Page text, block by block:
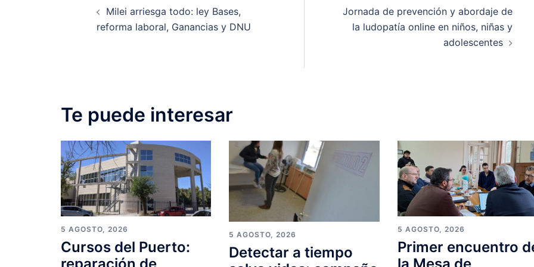
navigation
Milei arriesga todo: ley Bases,
reforma laboral, Ganancias y DNU
Jornada de prevención y abordaje de
la ludopatía online en niños, niñas y
adolescentes
Te puede interesar
5 AGOSTO, 2026
Cursos del Puerto:
reparación de
5 AGOSTO, 2026
Detectar a tiempo
5 AGOSTO, 2026
Primer encuentro
la Mesa de